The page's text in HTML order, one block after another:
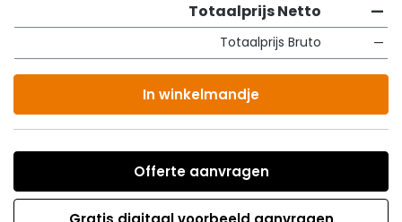
Totaalprijs Netto
—
Totaalprijs Bruto —
In winkelmandje
Offerte aanvragen